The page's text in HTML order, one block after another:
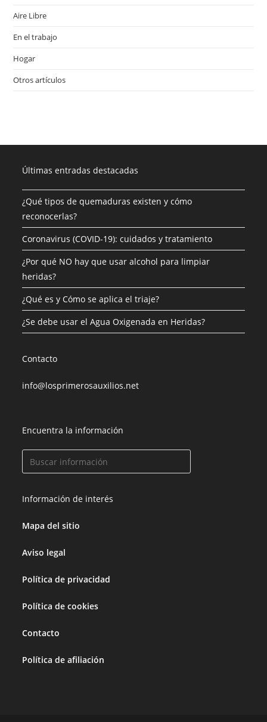
Aire Libre
En el trabajo
Hogar
Otros artículos
Últimas entradas destacadas
¿Qué tipos de quemaduras existen y cómo
reconocerlas?
Coronavirus (COVID-19): cuidados y tratamiento
¿Por qué NO hay que usar alcohol para limpiar
heridas?
¿Qué es y Cómo se aplica el triaje?
¿Se debe usar el Agua Oxigenada en Heridas?
Contacto
info@losprimerosauxilios.net
Encuentra la información
Información de interés
Mapa del sitio
Aviso legal
Política de privacidad
Política de cookies
Contacto
Política de afiliación